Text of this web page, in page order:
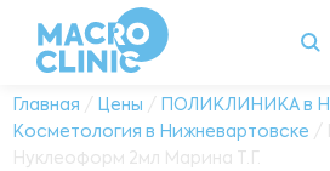
Главная / Цены / ПОЛИКЛИНИКА в
Косметология в Нижневартовске /
Нуклеоформ 2мл Марина Т.Г.